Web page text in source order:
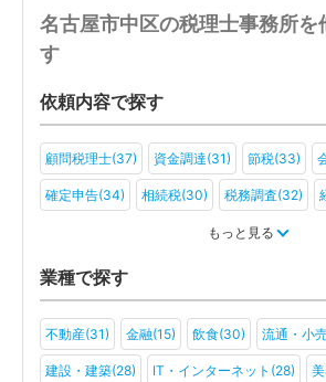
名古屋市中区の税理士事務所を
す
依頼内容で探す
顧問税理士(37) 資金調達(31) 節税(33)
確定申告(34) 相続税(30) 税務調査(32)
もっと見る
業種で探す
不動産(31) 金融(15) 飲食(30) 流通・小
建設・建築(28) IT・インターネット(28)